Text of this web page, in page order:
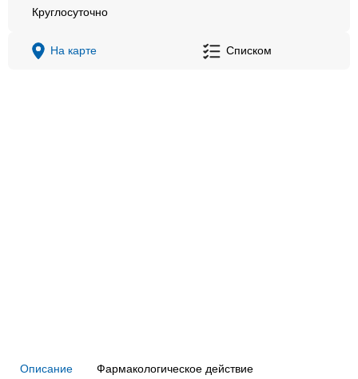
Круглосуточно
На карте Списком
Описание Фармакологическое действие